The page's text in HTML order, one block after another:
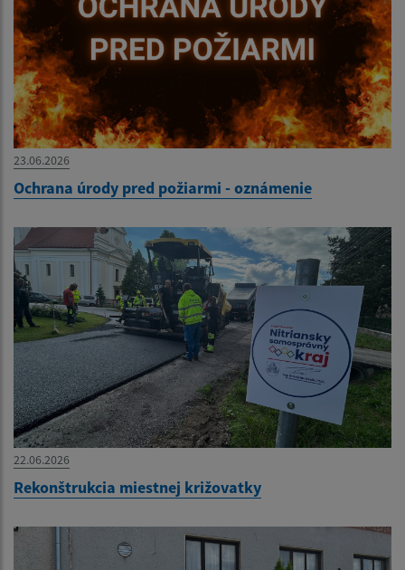
23.06.2026
Ochrana úrody pred požiarmi - oznámenie
22.06.2026
Rekonštrukcia miestnej križovatky